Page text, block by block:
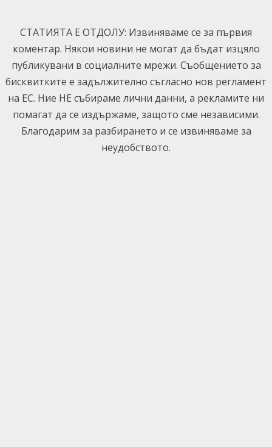
content
СТАТИЯТА Е ОТДОЛУ: Извиняваме се за първия
коментар. Някои новини не могат да бъдат изцяло
публикувани в социалните мрежи. Съобщението за
бисквитките е задължително съгласно нов регламент
на ЕС. Ние НЕ събираме лични данни, а рекламите ни
помагат да се издържаме, защото сме независими.
Благодарим за разбирането и се извиняваме за
неудобството.